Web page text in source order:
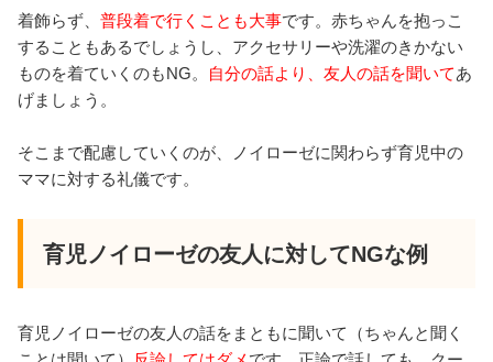
着飾らず、 普段着で行くことも大事です。赤ちゃんを抱っこ
することもあるでしょうし、アクセサリーや洗濯のきかない
ものを着ていくのもNG。
自分の話より、友人の話を聞いてあ
げましょう。
そこまで配慮していくのが、ノイローゼに関わらず育児中の
ママに対する礼儀です。
育児ノイローゼの友人に対してNGな例
育児ノイローゼの友人の話をまともに聞いて（ちゃんと聞く